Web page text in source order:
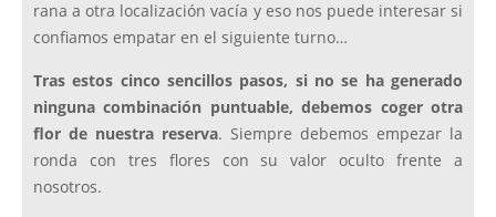
rana a otra localización vacía y eso nos puede interesar si
confiamos empatar en el siguiente turno…
Tras estos cinco sencillos pasos, si no se ha generado
ninguna combinación puntuable, debemos coger otra
flor de nuestra reserva. Siempre debemos empezar la
ronda con tres flores con su valor oculto frente a
nosotros.